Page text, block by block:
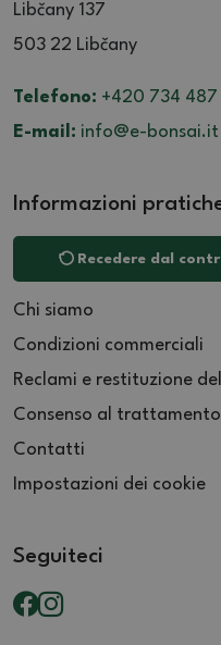
Libčany 137
503 22 Libčany
Telefono: +420 734 487
E-mail: info@e-bonsai.it
Informazioni
Recedere dal
Chi siamo
Condizioni commerciali
Reclami e restituzione
Consenso al
Contatti
Impostazioni dei cookie
Seguiteci